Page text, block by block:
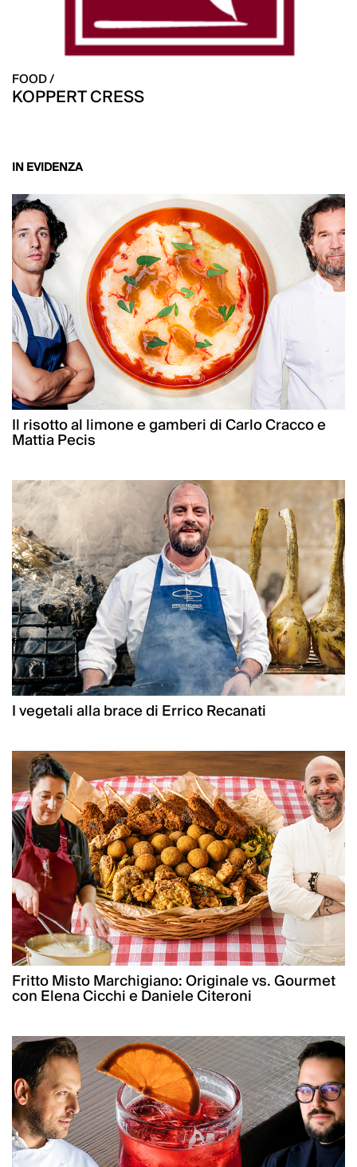
FOOD /
KOPPERT CRESS
IN EVIDENZA
Il risotto al limone e gamberi di Carlo Cracco e
Mattia Pecis
I vegetali alla brace di Errico Recanati
Fritto Misto Marchigiano: Originale vs. Gourmet
con Elena Cicchi e Daniele Citeroni